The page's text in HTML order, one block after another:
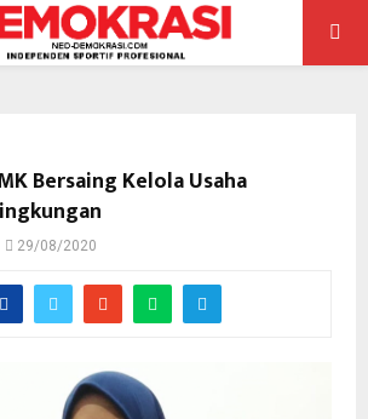
Bersaing Kelola Usaha
29/08/2020